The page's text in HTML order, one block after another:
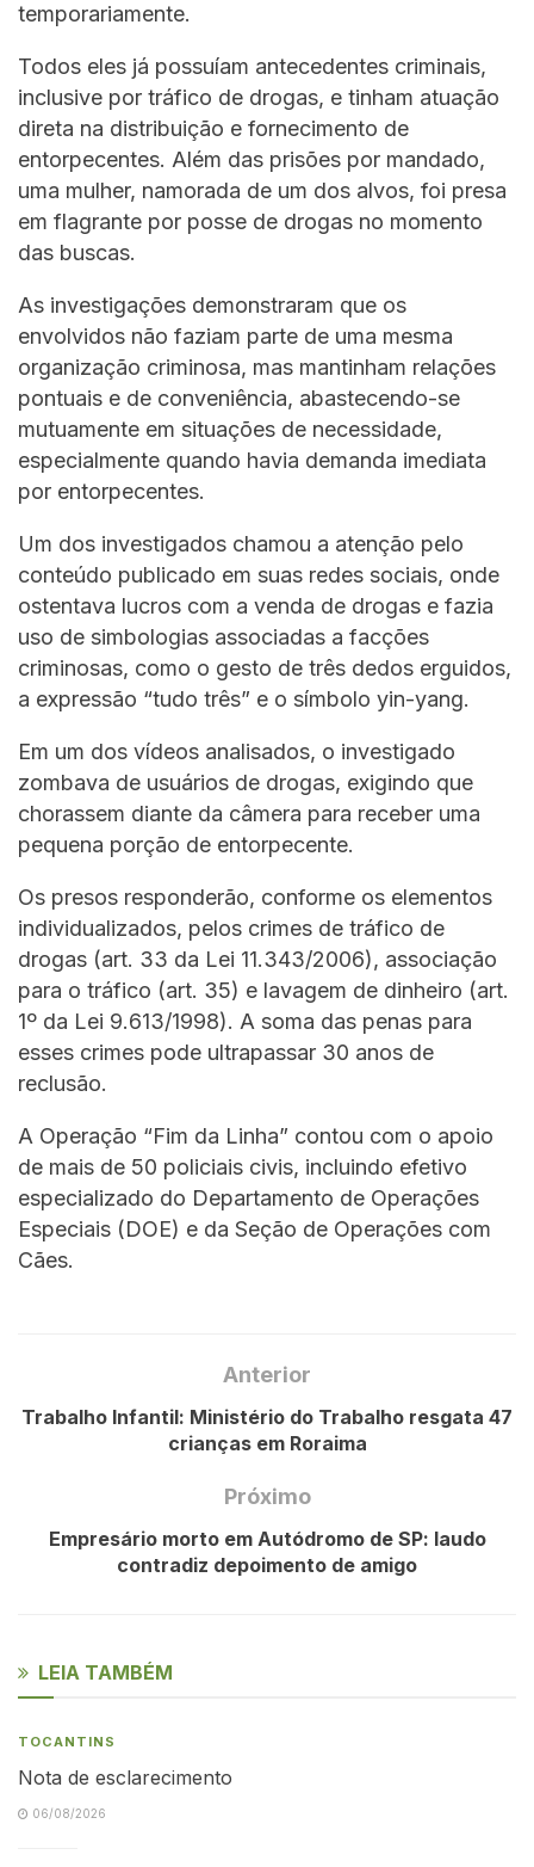
temporariamente.
Todos eles já possuíam antecedentes criminais,
inclusive por tráfico de drogas, e tinham atuação
direta na distribuição e fornecimento de
entorpecentes. Além das prisões por mandado,
uma mulher, namorada de um dos alvos, foi presa
em flagrante por posse de drogas no momento
das buscas.
As investigações demonstraram que os
envolvidos não faziam parte de uma mesma
organização criminosa, mas mantinham relações
pontuais e de conveniência, abastecendo-se
mutuamente em situações de necessidade,
especialmente quando havia demanda imediata
por entorpecentes.
Um dos investigados chamou a atenção pelo
conteúdo publicado em suas redes sociais, onde
ostentava lucros com a venda de drogas e fazia
uso de simbologias associadas a facções
criminosas, como o gesto de três dedos erguidos,
a expressão “tudo três” e o símbolo yin-yang.
Em um dos vídeos analisados, o investigado
zombava de usuários de drogas, exigindo que
chorassem diante da câmera para receber uma
pequena porção de entorpecente.
Os presos responderão, conforme os elementos
individualizados, pelos crimes de tráfico de
drogas (art. 33 da Lei 11.343/2006), associação
para o tráfico (art. 35) e lavagem de dinheiro (art.
1º da Lei 9.613/1998). A soma das penas para
esses crimes pode ultrapassar 30 anos de
reclusão.
A Operação “Fim da Linha” contou com o apoio
de mais de 50 policiais civis, incluindo efetivo
especializado do Departamento de Operações
Especiais (DOE) e da Seção de Operações com
Cães.
Anterior
Trabalho Infantil: Ministério do Trabalho resgata 47
crianças em Roraima
Próximo
Empresário morto em Autódromo de SP: laudo
contradiz depoimento de amigo
LEIA TAMBÉM
TOCANTINS
Nota de esclarecimento
06/08/2026